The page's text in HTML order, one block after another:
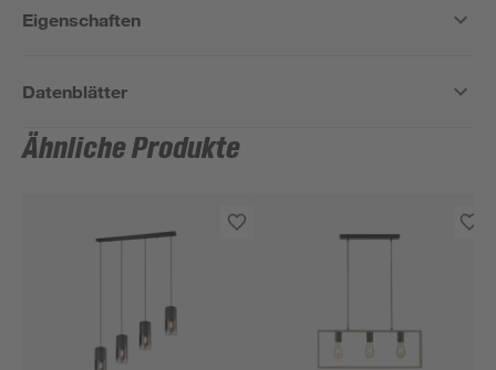
Eigenschaften
Datenblätter
Ähnliche Produkte